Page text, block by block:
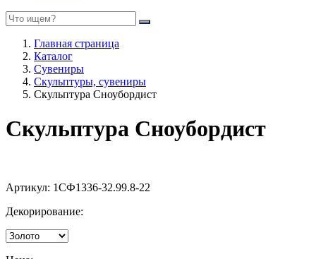
Главная страница
Каталог
Сувениры
Скульптуры, сувениры
Скульптура Сноубордист
Скульптура Сноубордист
Артикул: 1СФ1336-32.99.8-22
Декорирование: